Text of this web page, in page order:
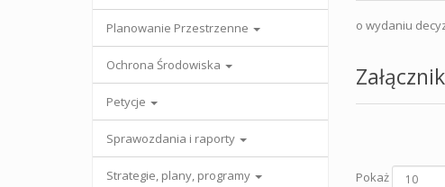
Planowanie Przestrzenne
Ochrona Środowiska
Petycje
Sprawozdania i raporty
Strategie, plany, programy
o wydaniu
Pokaż